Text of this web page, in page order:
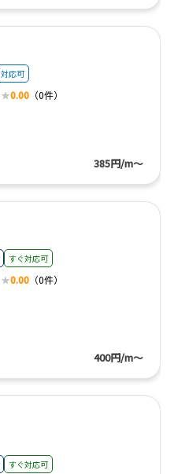
対応可
0.00 （0件）
385円/m～
すぐ対応可
0.00 （0件）
400円/m～
すぐ対応可